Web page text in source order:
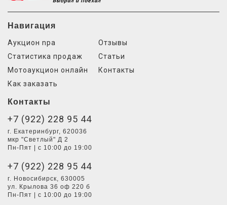
Навигация
Аукцион npa
Статистика продаж
Мотоаукцион онлайн
Как заказать
Отзывы
Статьи
Контакты
Контакты
+7 (922) 228 95 44
г. Екатеринбург, 620036
мкр "Светлый" Д 2
Пн-Пят | с 10:00 до 19:00
+7 (922) 228 95 44
г. Новосибирск, 630005
ул. Крылова 36 оф 220 б
Пн-Пят | с 10:00 до 19:00